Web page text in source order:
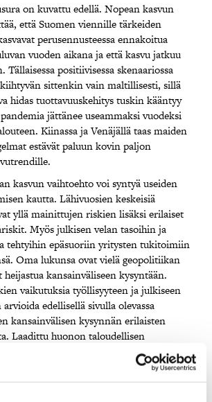
on kuvattu edellä. Nopean kasvun
että Suomen viennille tärkeiden
perusennusteessa ennakoitua
vuoden aikana ja että kasvu jatkuu
Tällaisessa positiivisessa skenaariossa
sittenkin vain maltillisesti, sillä
hidas tuottavuuskehitys tuskin kääntyy
jättänee useammaksi vuodeksi
Kiinassa ja Venäjällä taas maiden
estävät paluun kovin paljon
kasvun vaihtoehto voi syntyä useiden
kautta. Lähivuosien keskeisiä
yllä mainittujen riskien lisäksi erilaiset
Myös julkisen velan tasoihin ja
tehtyihin epäsuoriin yritysten tukitoimiin
Oma lukunsa ovat vielä geopolitiikan
kansainväliseen kysyntään.
vaikutuksia työllisyyteen ja julkiseen
edellisellä sivulla olevassa
kansainvälisen kysynnän erilaisten
Laadittu huonon taloudellisen
kuvaa melko lievän kriisin, ja siksi sitä
hitaan kasvun uraksi. Paljon
on mahdollinen.